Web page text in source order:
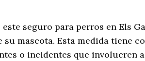
seguro para perros en Els
su mascota. Esta medida tiene
o incidentes que involucren